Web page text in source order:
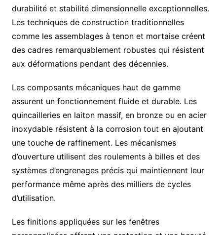
durabilité et stabilité dimensionnelle exceptionnelles.
Les techniques de construction traditionnelles
comme les assemblages à tenon et mortaise créent
des cadres remarquablement robustes qui résistent
aux déformations pendant des décennies.
Les composants mécaniques haut de gamme
assurent un fonctionnement fluide et durable. Les
quincailleries en laiton massif, en bronze ou en acier
inoxydable résistent à la corrosion tout en ajoutant
une touche de raffinement. Les mécanismes
d’ouverture utilisent des roulements à billes et des
systèmes d’engrenages précis qui maintiennent leur
performance même après des milliers de cycles
d’utilisation.
Les finitions appliquées sur les fenêtres